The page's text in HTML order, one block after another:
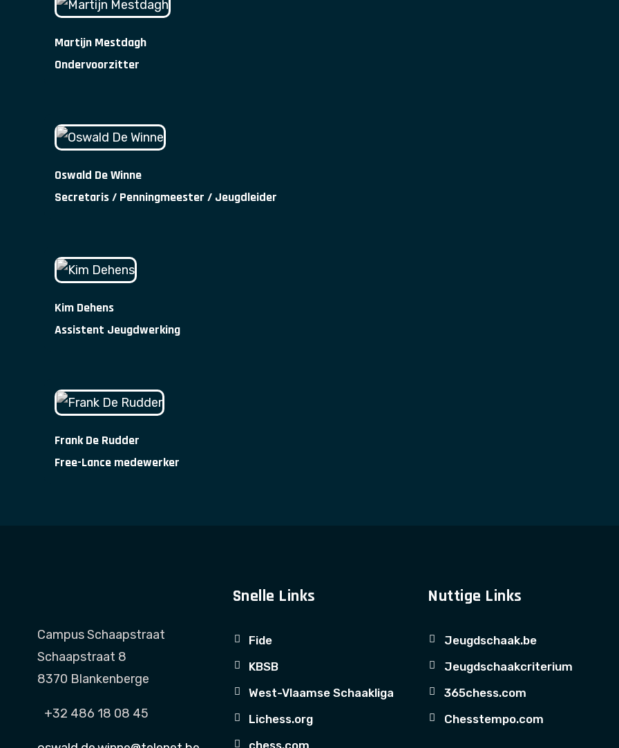
Martijn Mestdagh
Ondervoorzitter
Oswald De Winne
Secretaris / Penningmeester / Jeugdleider
Kim Dehens
Assistent Jeugdwerking
Frank De Rudder
Free-Lance medewerker
Campus Schaapstraat
Schaapstraat 8
8370 Blankenberge
+32 486 18 08 45
Snelle Links
Fide
KBSB
West-Vlaamse Schaakliga
Lichess.org
chess.com
Nuttige Links
Jeugdschaak.be
Jeugdschaakcriterium
365chess.com
Chesstempo.com